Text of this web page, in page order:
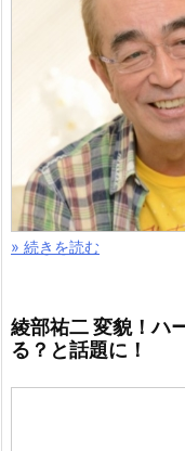
» 続きを読む
綾部祐二 変貌！ハ
る？と話題に！